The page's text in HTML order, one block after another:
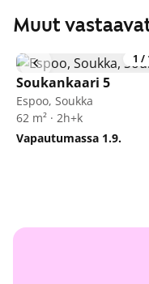
Muut
1 /
Soukankaari 5
Espoo, Soukka
62 m² · 2h+k
Vapautumassa 1.9.